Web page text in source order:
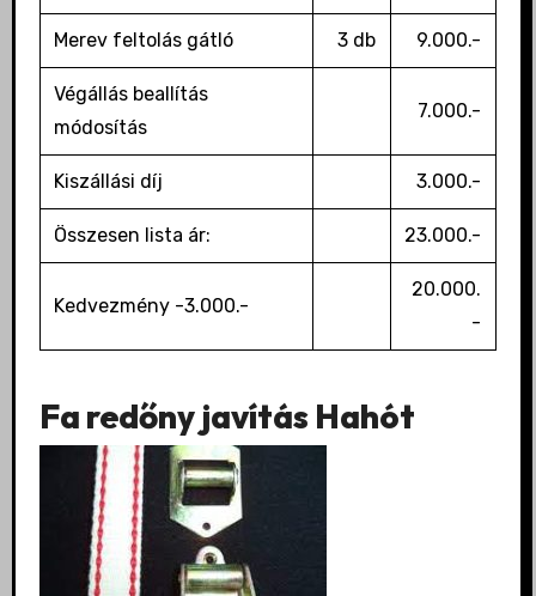
Merev feltolás gátló 3 db 9.000.-
Végállás beallítás
módosítás
7.000.-
Kiszállási díj 3.000.-
Összesen lista ár: 23.000.-
Kedvezmény -3.000.-
20.000.
-
Fa redőny javítás Hahót